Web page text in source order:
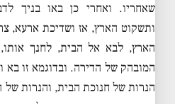
שאחריו. ואחרי כן באו בניך
ותשקוט הארץ, אז ושדיכת ארעא,
הארץ, לבא אל הבית, לחנך
המובהק של הדירה. ובדוגמא זו בא
הנרות של חנוכת הבית, והנרות של